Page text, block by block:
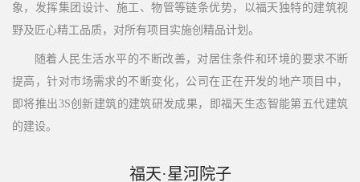
象，发挥集团设计、施工、物管等链条优势，以福天独特的建筑视
野及匠心精工品质，对所有项目实施创精品计划。
随着人民生活水平的不断改善，对居住条件和环境的要求不断
提高，针对市场需求的不断变化，公司在正在开发的地产项目中，
即将推出3S创新建筑的建筑研发成果，即福天生态智能第五代建筑
的建设。
福天·星河院子